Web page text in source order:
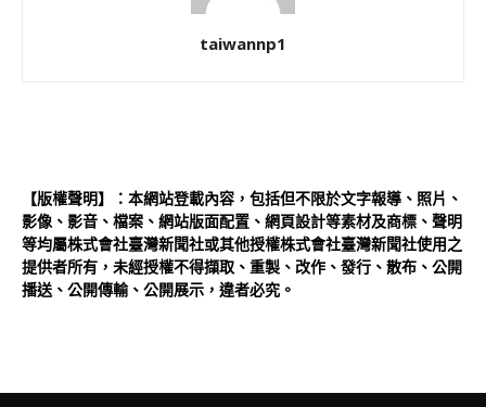
taiwannp1
【版權聲明】：本網站登載內容，包括但不限於文字報導、照片、
影像、影音、檔案、網站版面配置、網頁設計等素材及商標、聲明
等均屬株式會社臺灣新聞社或其他授權株式會社臺灣新聞社使用之
提供者所有，未經授權不得擷取、重製、改作、發行、散布、公開
播送、公開傳輸、公開展示，違者必究。